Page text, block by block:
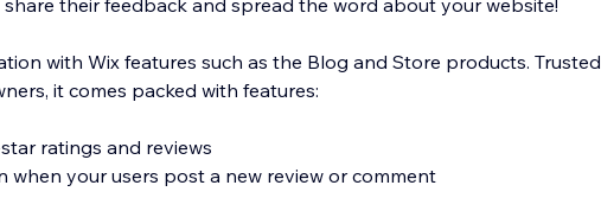
their feedback and spread the word about your website!
with Wix features such as the Blog and Store products. Trusted
it comes packed with features:
ratings and reviews
when your users post a new review or comment